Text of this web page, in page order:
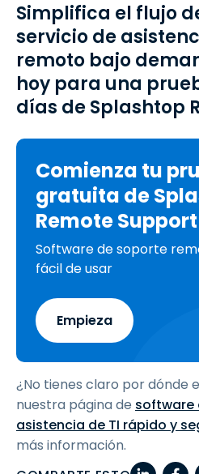
Simplifica el flujo
servicio de
remoto bajo
hoy para una
días de Splashtop
Comienza tu
gratuita de
Remote Support
Software de soporte
fácil de usar
Empieza
¿No tienes claro por dónde
nuestra página de software
asistencia de TI rápido y
más información.